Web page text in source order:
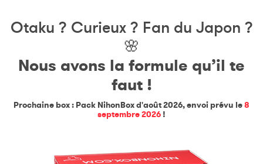
Otaku ? Curieux ? Fan du Japon ?
🌸
Nous avons la formule qu’il te
faut !
Prochaine box : Pack NihonBox d'août 2026, envoi prévu le8
septembre 2026 !